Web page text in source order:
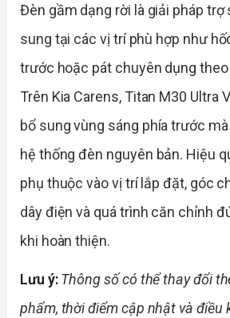
Đèn gầm dạng rời là giải pháp
sung tại các vị trí phù hợp như
trước hoặc pát chuyên dụng
Trên Kia Carens, Titan M30 Ultra
bổ sung vùng sáng phía trước
hệ thống đèn nguyên bản. Hiệu
phụ thuộc vào vị trí lắp đặt, góc
dây điện và quá trình căn chỉnh
khi hoàn thiện.
Lưu ý:Thông số có thể thay đổi
phẩm, thời điểm cập nhật và điều